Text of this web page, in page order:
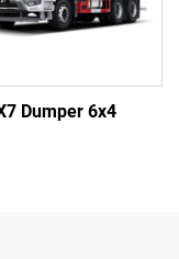
Dumper 6x4